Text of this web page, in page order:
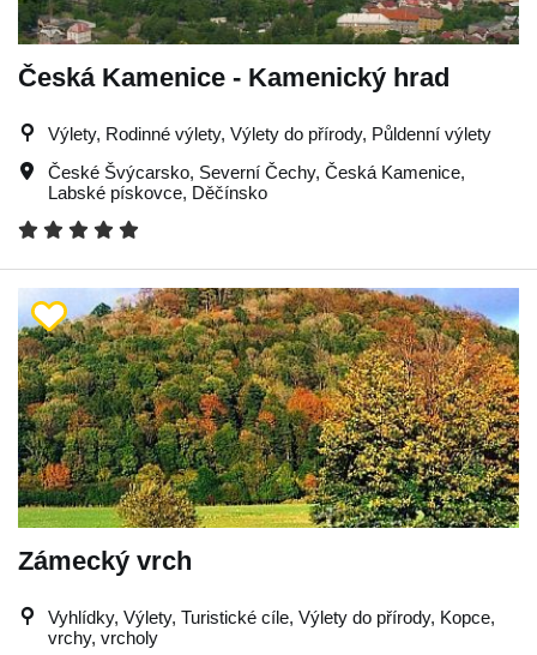
Česká Kamenice - Kamenický hrad
Výlety, Rodinné výlety, Výlety do přírody, Půldenní výlety
České Švýcarsko, Severní Čechy, Česká Kamenice,
Labské pískovce, Děčínsko
Zámecký vrch
Vyhlídky, Výlety, Turistické cíle, Výlety do přírody, Kopce,
vrchy, vrcholy